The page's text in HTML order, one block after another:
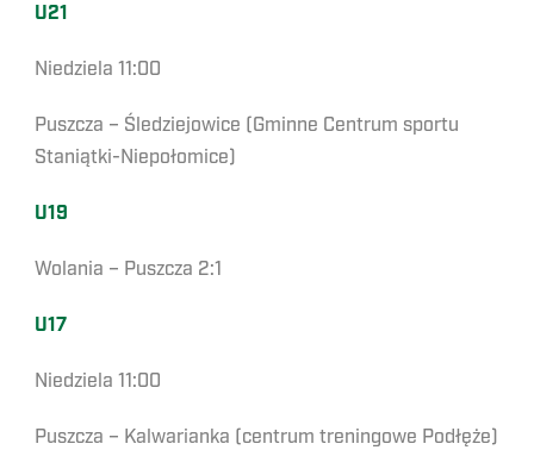
U21
Niedziela 11:00
Puszcza – Śledziejowice (Gminne Centrum sportu
Staniątki-Niepołomice)
U19
Wolania – Puszcza 2:1
U17
Niedziela 11:00
Puszcza – Kalwarianka (centrum treningowe Podłęże)